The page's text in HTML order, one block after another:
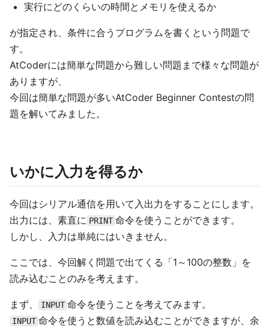
実行にどのくらいの時間とメモリを使えるか
が指定され、条件に合うプログラムを書くという問題で
す。
AtCoderには簡単な問題から難しい問題まで様々な問題が
ありますが、
今回は簡単な問題が多いAtCoder Beginner Contestの問
題を解いてみました。
いかに入力を得るか
今回はシリアル通信を用いて入出力をすることにします。
出力には、素直に PRINT 命令を使うことができます。
しかし、入力は単純にはいきません。
ここでは、今回解く問題で出てくる「1～100の整数」を
読み込むことのみを考えます。
まず、 INPUT 命令を使うことを考えてみます。
INPUT 命令を使うと数値を読み込むことができますが、余